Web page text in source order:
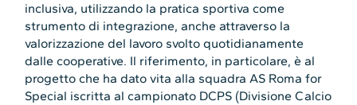
inclusiva, utilizzando la pratica sportiva come
strumento di integrazione, anche attraverso la
valorizzazione del lavoro svolto quotidianamente
dalle cooperative. Il riferimento, in particolare, è al
progetto che ha dato vita alla squadra AS Roma for
Special iscritta al campionato DCPS (Divisione Calcio